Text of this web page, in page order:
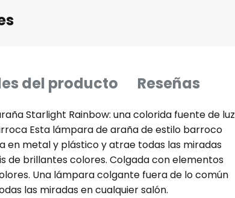
del producto Reseñas
Starlight Rainbow: una colorida fuente de luz
Esta lámpara de araña de estilo barroco
en metal y plástico y atrae todas las miradas
de brillantes colores. Colgada con elementos
Una lámpara colgante fuera de lo común
las miradas en cualquier salón.